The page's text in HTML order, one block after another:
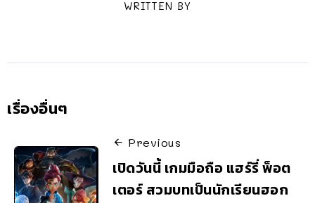
WRITTEN BY
เรื่องอื่นๆ
Previous
เปิดวันนี้ เกมมือถือ แฮร์รี่ พ็อต
เตอร์ สวมบทเป็นนักเรียนฮอก